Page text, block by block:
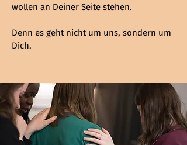
wollen an Deiner Seite stehen.
Denn es geht nicht um uns, sondern um
Dich.